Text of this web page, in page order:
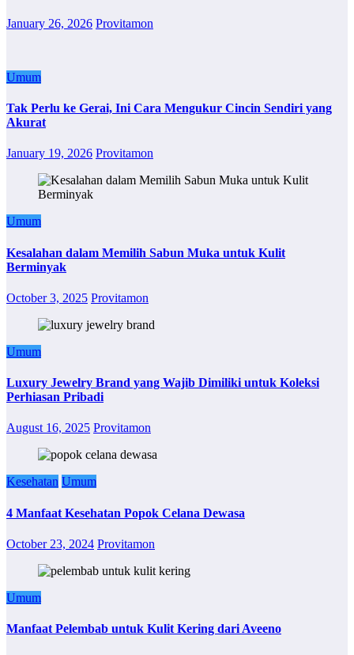
January 26, 2026 Provitamon
Umum
Tak Perlu ke Gerai, Ini Cara Mengukur Cincin Sendiri yang
Akurat
January 19, 2026 Provitamon
Umum
Kesalahan dalam Memilih Sabun Muka untuk Kulit
Berminyak
October 3, 2025 Provitamon
Umum
Luxury Jewelry Brand yang Wajib Dimiliki untuk Koleksi
Perhiasan Pribadi
August 16, 2025 Provitamon
Kesehatan Umum
4 Manfaat Kesehatan Popok Celana Dewasa
October 23, 2024 Provitamon
Umum
Manfaat Pelembab untuk Kulit Kering dari Aveeno